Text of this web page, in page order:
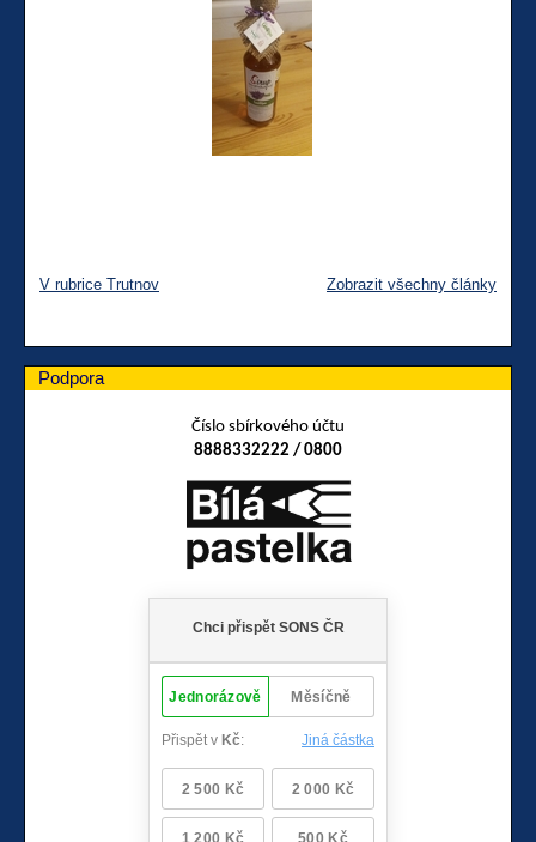
V rubrice Trutnov Zobrazit všechny články
Podpora
Číslo sbírkového účtu
8888332222 / 0800